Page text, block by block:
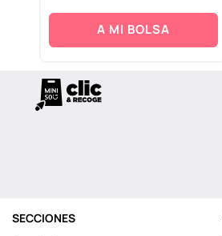
A MI BOLSA
SECCIONES